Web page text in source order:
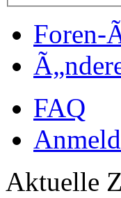
Foren-
FAQ
Aktuelle